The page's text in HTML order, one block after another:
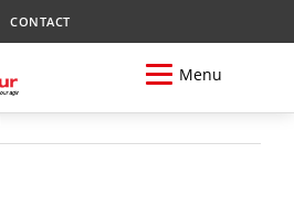
CONTACT
Menu